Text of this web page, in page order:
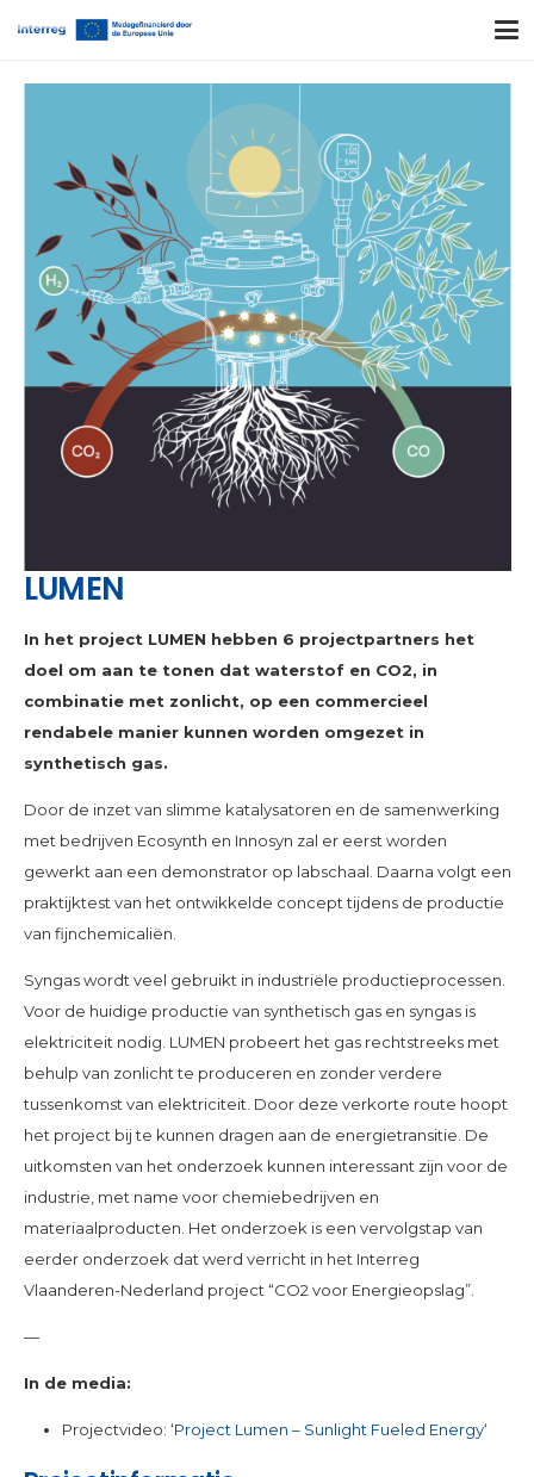
LUMEN
In het project LUMEN hebben 6 projectpartners het
doel om aan te tonen dat waterstof en CO2, in
combinatie met zonlicht, op een commercieel
rendabele manier kunnen worden omgezet in
synthetisch gas.
Door de inzet van slimme katalysatoren en de samenwerking
met bedrijven Ecosynth en Innosyn zal er eerst worden
gewerkt aan een demonstrator op labschaal. Daarna volgt een
praktijktest van het ontwikkelde concept tijdens de productie
van fijnchemicaliën.
Syngas wordt veel gebruikt in industriële productieprocessen.
Voor de huidige productie van synthetisch gas en syngas is
elektriciteit nodig. LUMEN probeert het gas rechtstreeks met
behulp van zonlicht te produceren en zonder verdere
tussenkomst van elektriciteit. Door deze verkorte route hoopt
het project bij te kunnen dragen aan de energietransitie. De
uitkomsten van het onderzoek kunnen interessant zijn voor de
industrie, met name voor chemiebedrijven en
materiaalproducten. Het onderzoek is een vervolgstap van
eerder onderzoek dat werd verricht in het Interreg
Vlaanderen-Nederland project “CO2 voor Energieopslag”.
—
In de media:
Projectvideo: ‘Project Lumen – Sunlight Fueled Energy‘